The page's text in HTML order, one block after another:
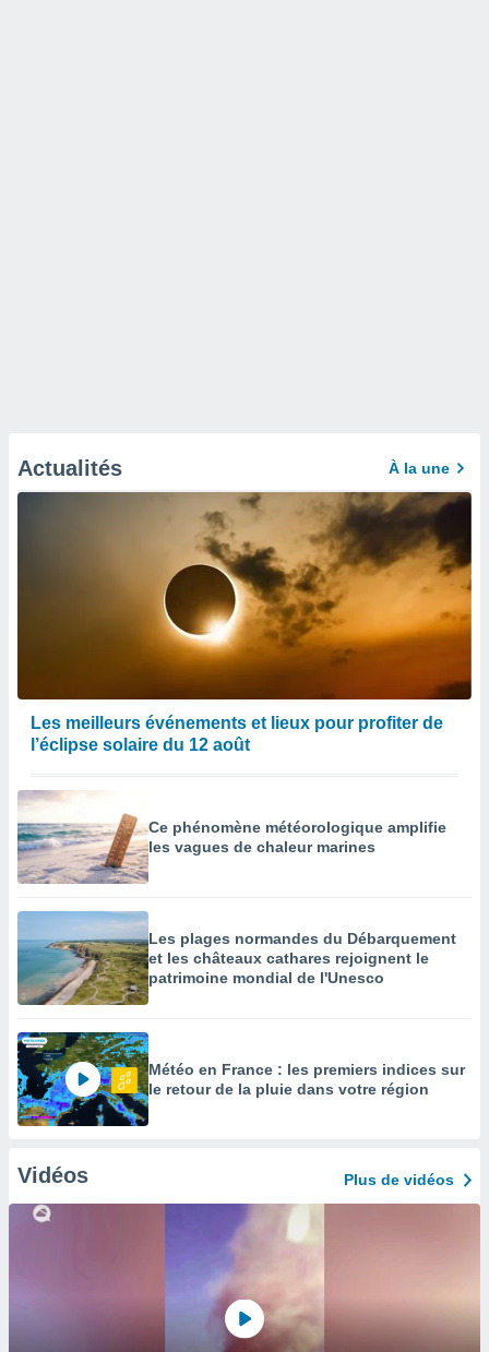
Actualités À la une
Les meilleurs événements et lieux pour profiter de
l’éclipse solaire du 12 août
Ce phénomène météorologique amplifie
les vagues de chaleur marines
Les plages normandes du Débarquement
et les châteaux cathares rejoignent le
patrimoine mondial de l'Unesco
Météo en France : les premiers indices sur
le retour de la pluie dans votre région
Vidéos Plus de vidéos